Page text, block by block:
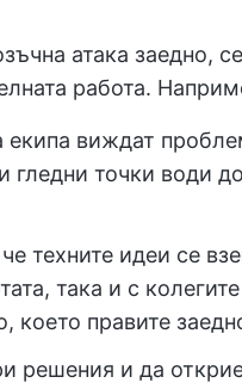
атака заедно,
работа.
екипа виждат
гледни точки води
техните идеи се
така и с
което правите
решения и да